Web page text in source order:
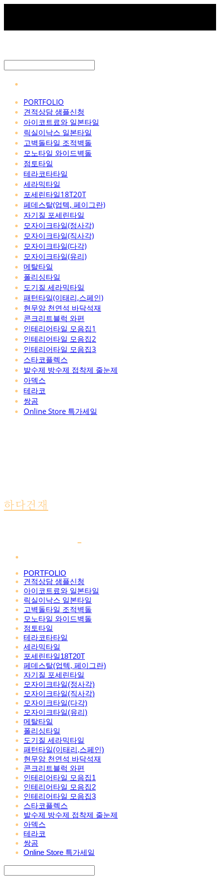
PORTFOLIO
견적상담 샘플신청
아이코트료와 일본타일
릭실이낙스 일본타일
고벽돌타일 조적벽돌
모노타일 와이드벽돌
점토타일
테라코타타일
세라믹타일
포세린타일18T20T
페데스탈(업텍, 페이그란)
자기질 포세린타일
모자이크타일(정사각)
모자이크타일(직사각)
모자이크타일(다각)
모자이크타일(유리)
메탈타일
폴리싱타일
도기질 세라믹타일
패턴타일(이태리,스페인)
현무암 천연석 바닥석재
콘크리트블럭 와편
인테리어타일 모음집1
인테리어타일 모음집2
인테리어타일 모음집3
스타코플렉스
발수제 방수제 접착제 줄눈제
아덱스
테라코
쌍곰
Online Store 특가세일
하다건재
PORTFOLIO
견적상담 샘플신청
아이코트료와 일본타일
릭실이낙스 일본타일
고벽돌타일 조적벽돌
모노타일 와이드벽돌
점토타일
테라코타타일
세라믹타일
포세린타일18T20T
페데스탈(업텍, 페이그란)
자기질 포세린타일
모자이크타일(정사각)
모자이크타일(직사각)
모자이크타일(다각)
모자이크타일(유리)
메탈타일
폴리싱타일
도기질 세라믹타일
패턴타일(이태리,스페인)
현무암 천연석 바닥석재
콘크리트블럭 와편
인테리어타일 모음집1
인테리어타일 모음집2
인테리어타일 모음집3
스타코플렉스
발수제 방수제 접착제 줄눈제
아덱스
테라코
쌍곰
Online Store 특가세일